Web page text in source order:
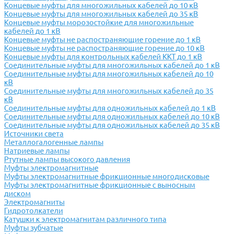
Концевые муфты для многожильных кабелей до 10 кВ
Концевые муфты для многожильных кабелей до 35 кВ
Концевые муфты морозостойкие для многожильные
кабелей до 1 кВ
Концевые муфты не распостраняющие горение до 1 кВ
Концевые муфты не распостраняющие горение до 10 кВ
Концевые муфты для контрольных кабелей ККТ до 1 кВ
Соединительные муфты для многожильных кабелей до 1 кВ
Соединительные муфты для многожильных кабелей до 10
кВ
Соединительные муфты для многожильных кабелей до 35
кВ
Соединительные муфты для одножильных кабелей до 1 кВ
Соединительные муфты для одножильных кабелей до 10 кВ
Соединительные муфты для одножильных кабелей до 35 кВ
Источники света
Металлогалогенные лампы
Натриевые лампы
Ртутные лампы высокого давления
Муфты электромагнитные
Муфты электромагнитные фрикционные многодисковые
Муфты электромагнитные фрикционные с выносным
диском
Электромагниты
Гидротолкатели
Катушки к электромагнитам различного типа
Муфты зубчатые